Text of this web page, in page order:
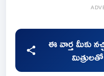
ఈ వార్త మీకు